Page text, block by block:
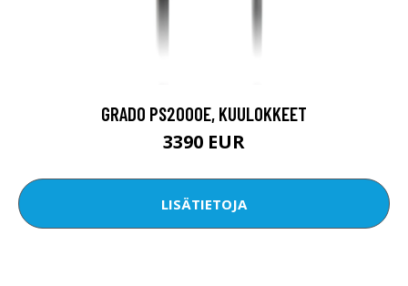
GRADO PS2000E, KUULOKKEET
3390 EUR
LISÄTIETOJA